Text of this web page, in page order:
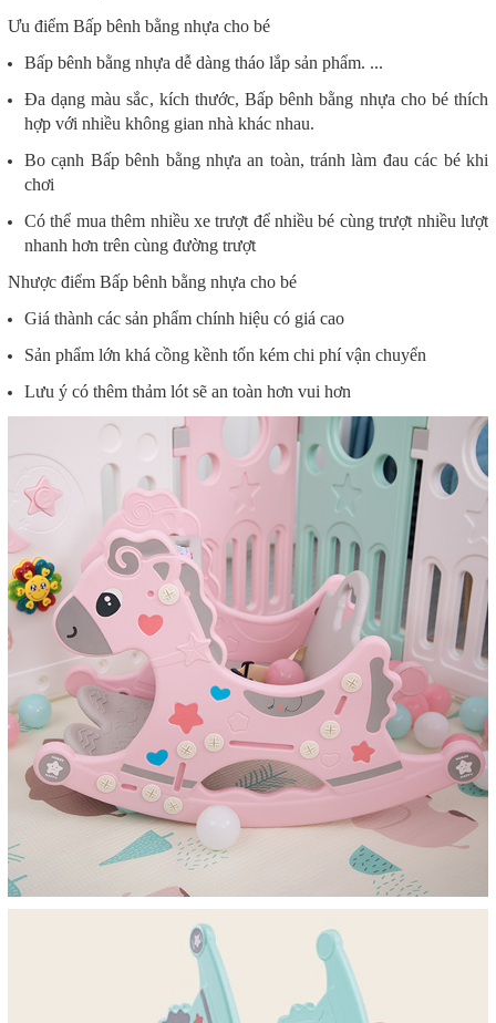
Ưu điểm Bấp bênh bằng nhựa cho bé
Bấp bênh bằng nhựa dễ dàng tháo lắp sản phẩm. ...
Đa dạng màu sắc, kích thước, Bấp bênh bằng nhựa cho bé thích
hợp với nhiều không gian nhà khác nhau.
Bo cạnh Bấp bênh bằng nhựa an toàn, tránh làm đau các bé khi
chơi
Có thể mua thêm nhiều xe trượt để nhiều bé cùng trượt nhiều lượt
nhanh hơn trên cùng đường trượt
Nhược điểm Bấp bênh bằng nhựa cho bé
Giá thành các sản phẩm chính hiệu có giá cao
Sản phẩm lớn khá cồng kềnh tốn kém chi phí vận chuyển
Lưu ý có thêm thảm lót sẽ an toàn hơn vui hơn